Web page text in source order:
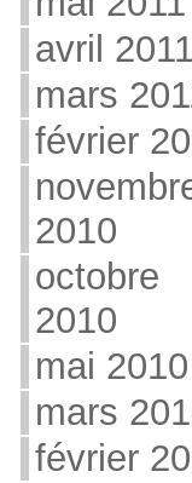
avril 2011
mars
février
2010
octobre
2010
mai 2010
mars
février